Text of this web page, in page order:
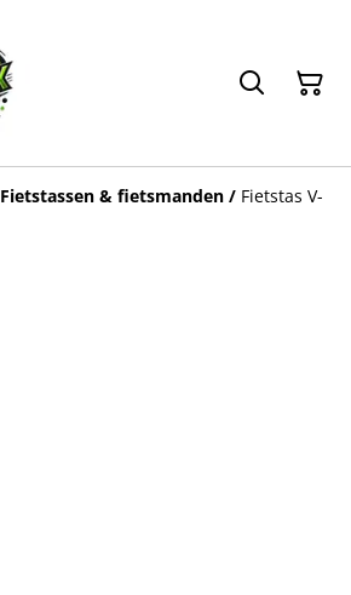
Fietstassen & fietsmanden / Fietstas V-